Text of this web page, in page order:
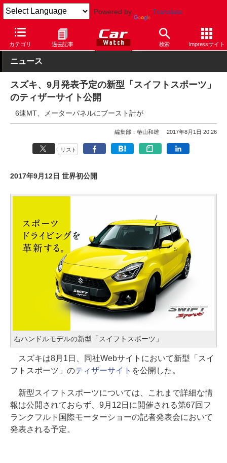
Powered by Translate
カテゴリ 過去記事 検索 Impressサイト
Car Watch 自動車 スズキ スイフト
ニュース
スズキ、9月発表予定の新型「スイフトスポーツ」
のティザーサイト公開
6速MT、メーターパネルにブースト計が
編集部：椿山和雄 2017年8月1日 20:26
リスト
2017年9月12日 世界初公開
右ハンドルモデルの新型「スイフトスポーツ」
スズキは8月1日、同社Webサイトにおいて新型「スイ
フトスポーツ」のティザーサイト を公開した。
新型スイフトスポーツについては、これまで詳細な情
報は公開されておらず、9月12日に開催される第67回フ
ランクフルト国際モーターショーの記者発表会において
発表される予定。